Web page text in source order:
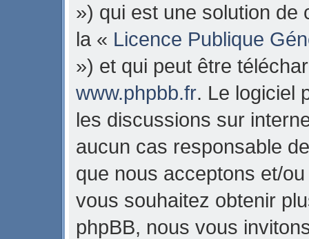
») qui est une solution de
la « Licence Publique
») et qui peut être
www.phpbb.fr. Le logiciel
les discussions sur
aucun cas responsable
que nous acceptons et/
vous souhaitez obtenir
phpBB, nous vous